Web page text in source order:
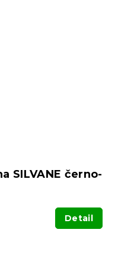
SILVANE černo-
Detail